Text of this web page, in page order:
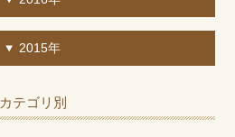
2015年
カテゴリ別